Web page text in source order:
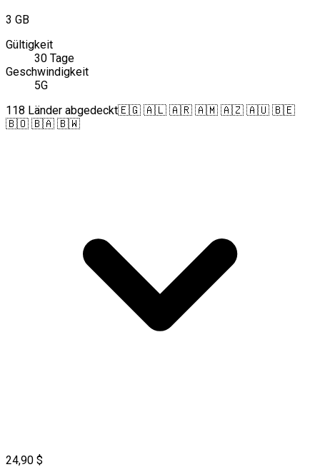
3 GB
Gültigkeit
30 Tage
Geschwindigkeit
5G
118 Länder abgedeckt🇪🇬 🇦🇱 🇦🇷 🇦🇲 🇦🇿 🇦🇺 🇧🇪
🇧🇴 🇧🇦 🇧🇼
24,90 $